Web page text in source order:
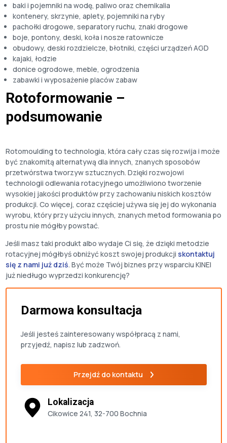
baki i pojemniki na wodę, paliwo oraz chemikalia
kontenery, skrzynie, aplety, pojemniki na ryby
pachołki drogowe, separatory ruchu, znaki drogowe
boje, pontony, deski, koła i nosze ratownicze
obudowy, deski rozdzielcze, błotniki, części urządzeń AGD
kajaki, łodzie
donice ogrodowe, meble, ogrodzenia
zabawki i wyposażenie placów zabaw
Rotoformowanie –
podsumowanie
Rotomoulding to technologia, która cały czas się rozwija i może
być znakomitą alternatywą dla innych, znanych sposobów
przetwórstwa tworzyw sztucznych. Dzięki rozwojowi
technologii odlewania rotacyjnego umożliwiono tworzenie
wysokiej jakości produktów przy zachowaniu niskich kosztów
produkcji. Co więcej, coraz częściej używa się jej do wykonania
wyrobu, który przy użyciu innych, znanych metod formowania po
prostu nie mógłby powstać.
Jeśli masz taki produkt albo wydaje Ci się, że dzięki metodzie
rotacyjnej mógłbyś obniżyć koszt swojej produkcji skontaktuj
się z nami już dziś. Być może Twój biznes przy wsparciu KINEI
już niedługo wyprzedzi konkurencję?
Darmowa konsultacja
Jeśli jesteś zainteresowany współpracą z nami,
przyjedź, napisz lub zadzwoń.
Przejdź do kontaktu
Lokalizacja
Cikowice 241, 32-700 Bochnia